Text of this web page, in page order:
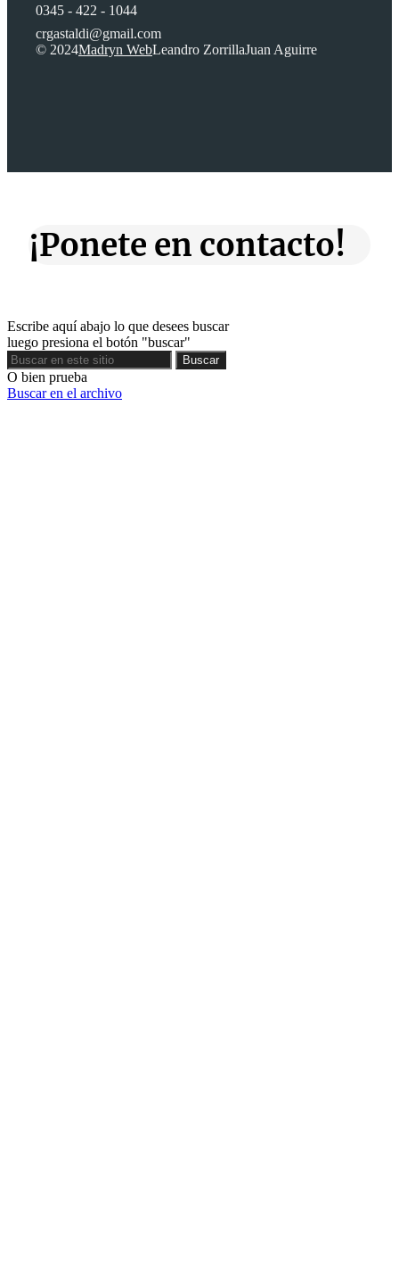
0345 - 422 - 1044
crgastaldi@gmail.com
© 2024Madryn WebLeandro ZorrillaJuan Aguirre
¡Ponete en contacto!
Escribe aquí abajo lo que desees buscar
luego presiona el botón "buscar"
Buscar
Buscar
O bien prueba
Buscar en el archivo